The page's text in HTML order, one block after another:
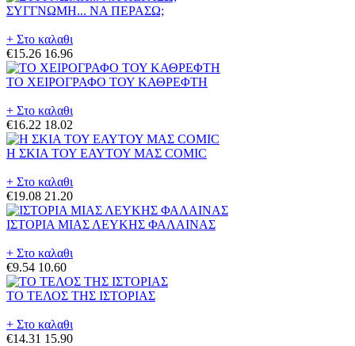
ΣΥΓΓΝΩΜΗ... ΝΑ ΠΕΡΑΣΩ;
+ Στο καλαθι
€15.26 16.96
ΤΟ ΧΕΙΡΟΓΡΑΦΟ ΤΟΥ ΚΑΘΡΕΦΤΗ
+ Στο καλαθι
€16.22 18.02
Η ΣΚΙΑ ΤΟΥ ΕΑΥΤΟΥ ΜΑΣ COMIC
+ Στο καλαθι
€19.08 21.20
ΙΣΤΟΡΙΑ ΜΙΑΣ ΛΕΥΚΗΣ ΦΑΛΑΙΝΑΣ
+ Στο καλαθι
€9.54 10.60
ΤΟ ΤΕΛΟΣ ΤΗΣ ΙΣΤΟΡΙΑΣ
+ Στο καλαθι
€14.31 15.90